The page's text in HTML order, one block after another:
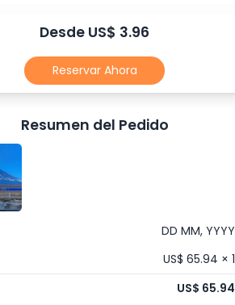
Desde US$ 3.96
Reservar Ahora
Resumen del Pedido
DD MM, YYYY
US$ 65.94 × 1
US$ 65.94